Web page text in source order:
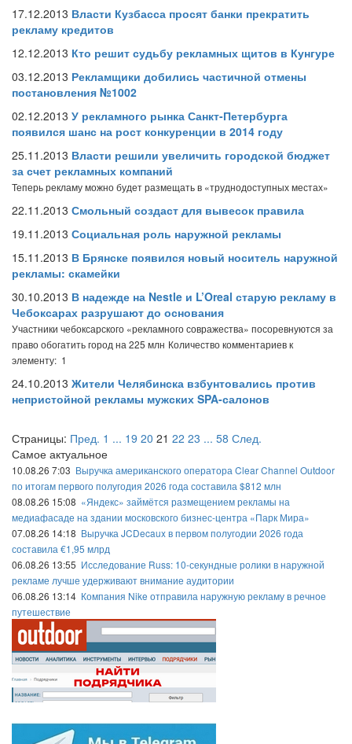
17.12.2013 Власти Кузбасса просят банки прекратить
рекламу кредитов
12.12.2013 Кто решит судьбу рекламных щитов в Кунгуре
03.12.2013 Рекламщики добились частичной отмены
постановления №1002
02.12.2013 У рекламного рынка Санкт-Петербурга
появился шанс на рост конкуренции в 2014 году
25.11.2013 Власти решили увеличить городской бюджет
за счет рекламных компаний
Теперь рекламу можно будет размещать в «труднодоступных местах»
22.11.2013 Смольный создаст для вывесок правила
19.11.2013 Социальная роль наружной рекламы
15.11.2013 В Брянске появился новый носитель наружной
рекламы: скамейки
30.10.2013 В надежде на Nestle и L’Oreal старую рекламу в
Чебоксарах разрушают до основания
Участники чебоксарского «рекламного совражества» посоревнуются за
право обогатить город на 225 млн Количество комментариев к
элементу: 1
24.10.2013 Жители Челябинска взбунтовались против
непристойной рекламы мужских SPA-салонов
Страницы: Пред. 1 ... 19 20 21 22 23 ... 58 След.
Самое актуальное
10.08.26 7:03 Выручка американского оператора Clear Channel Outdoor
по итогам первого полугодия 2026 года составила $812 млн
08.08.26 15:08 «Яндекс» займётся размещением рекламы на
медиафасаде на здании московского бизнес-центра «Парк Мира»
07.08.26 14:18 Выручка JCDecaux в первом полугодии 2026 года
составила €1,95 млрд
06.08.26 13:55 Исследование Russ: 10-секундные ролики в наружной
рекламе лучше удерживают внимание аудитории
06.08.26 13:14 Компания Nike отправила наружную рекламу в речное
путешествие